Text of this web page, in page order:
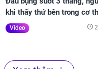
Đau bụng suốt 3 tháng,
khi thấy thứ bên trong cơ
Video